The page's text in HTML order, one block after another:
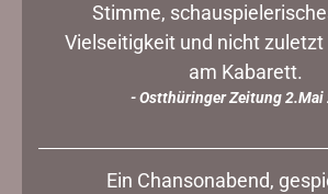
Stimme,
Vielseitigkeit und nicht zuletzt
am Kabarett.
- Ostthüringer Zeitung 2.Mai
Ein Chansonabend,